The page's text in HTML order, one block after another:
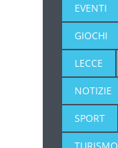
EVENTI
GIOCHI
LECCE
NOTIZIE
SPORT
TURISMO